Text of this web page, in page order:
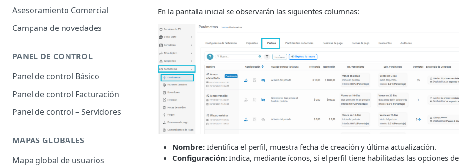
Asesoramiento Comercial
Campana de novedades
PANEL DE CONTROL
Panel de control Básico
Panel de control Facturación
Panel de control – Servidores
MAPAS GLOBALES
Mapa global de usuarios
En la pantalla inicial se observarán las siguientes columnas:
Nombre: Identifica el perfil, muestra fecha de creación y última actualización.
Configuración: Indica, mediante íconos, si el perfil tiene habilitadas las opciones de